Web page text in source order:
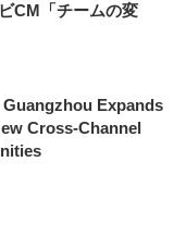
CM「チームの変
Expands
Cross-Channel